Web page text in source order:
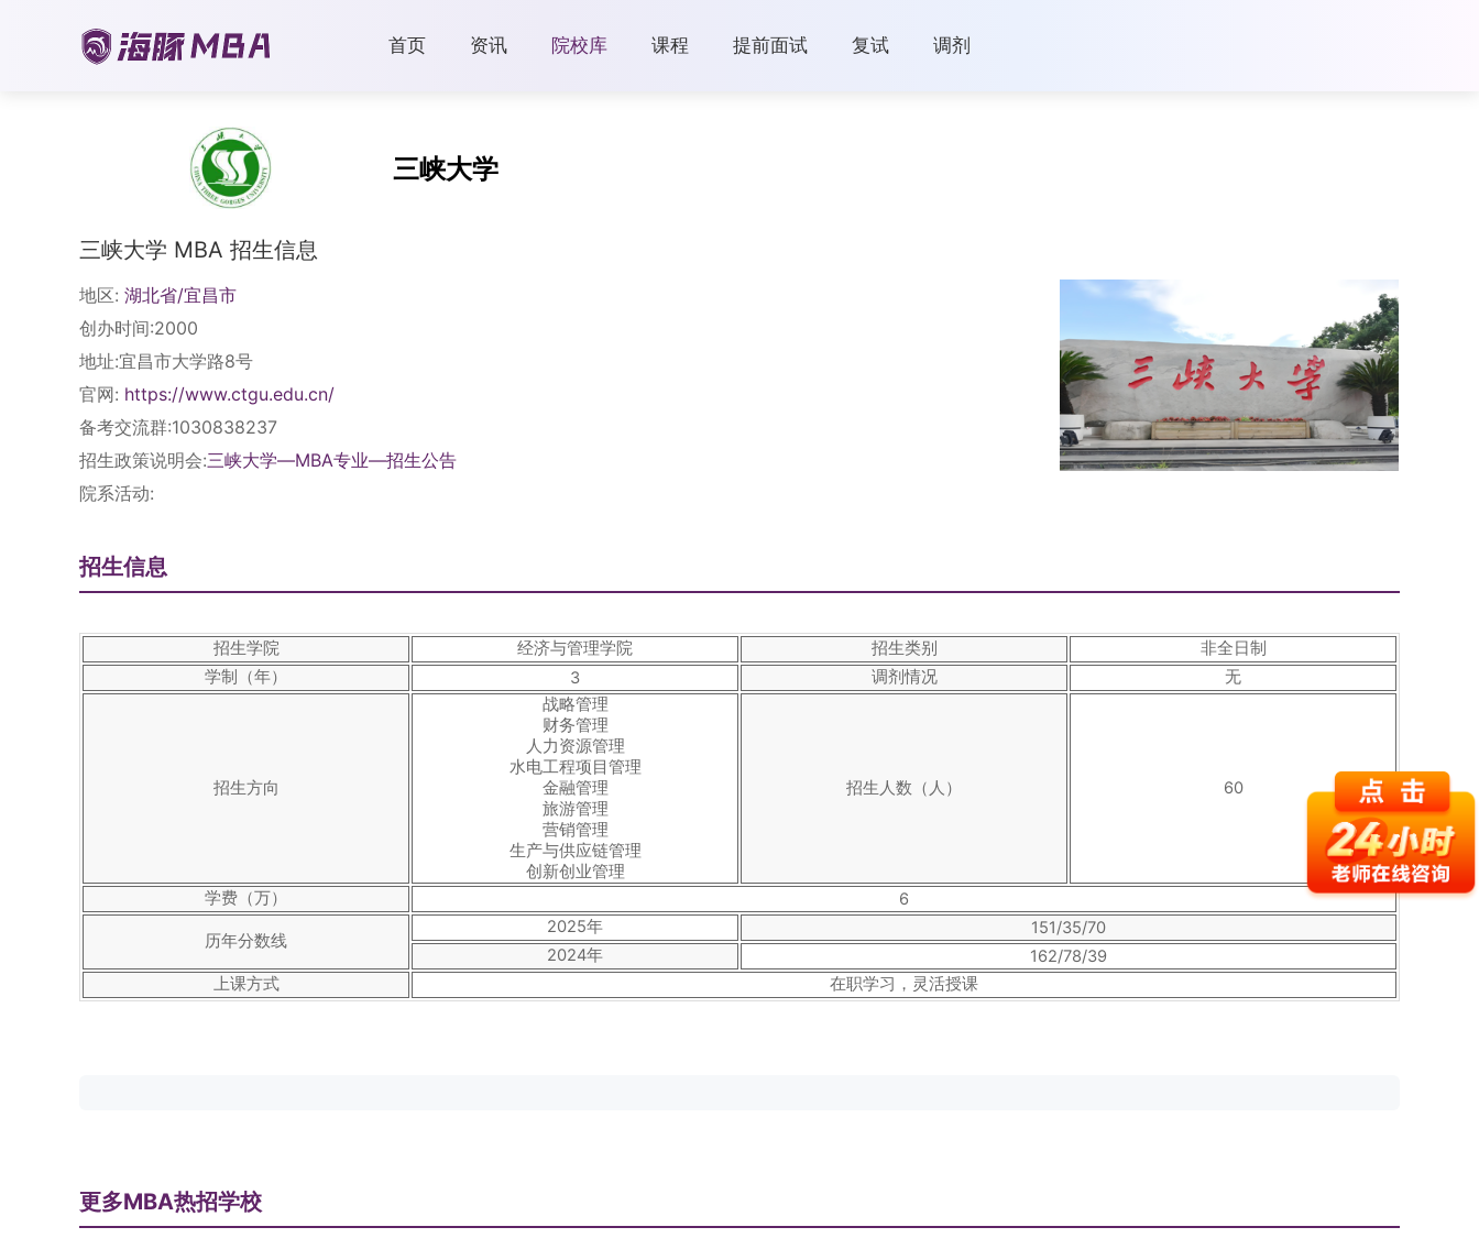
首页 资讯 院校库 课程 提前面试 复试 调剂
三峡大学
三峡大学 MBA 招生信息
地区: 湖北省/宜昌市
创办时间:2000
地址:宜昌市大学路8号
官网: https://www.ctgu.edu.cn/
备考交流群:1030838237
招生政策说明会:三峡大学—MBA专业—招生公告
院系活动:
招生信息
招生学院 经济与管理学院 招生类别
非全日制
学制（年）
3 调剂情况 无
招生方向
战略管理
财务管理
人力资源管理
水电工程项目管理
金融管理
旅游管理
营销管理
生产与供应链管理
创新创业管理
招生人数（人） 60
学费（万） 6
历年分数线
2025年
151/35/70
2024年
162/78/39
上课方式
在职学习，灵活授课
更多MBA热招学校